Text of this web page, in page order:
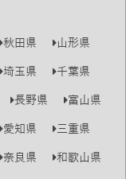
秋田県
山形県
埼玉県
千葉県
長野県
富山県
愛知県
三重県
奈良県
和歌山県